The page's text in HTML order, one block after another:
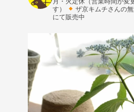
す）
ザ京キムチさんの
にて販売中